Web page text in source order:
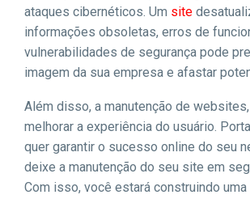
ataques cibernéticos. Um site
informações obsoletas, erros de
vulnerabilidades de segurança pode
imagem da sua empresa e afastar
Além disso, a manutenção de
melhorar a experiência do usuário.
quer garantir o sucesso online do seu
deixe a manutenção do seu site em
Com isso, você estará construindo